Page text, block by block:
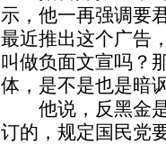
示，他一再强调要
最近推出这个广告
叫做负面文宣吗？
体，是不是也是暗
他说，反黑金是
订的，规定国民党